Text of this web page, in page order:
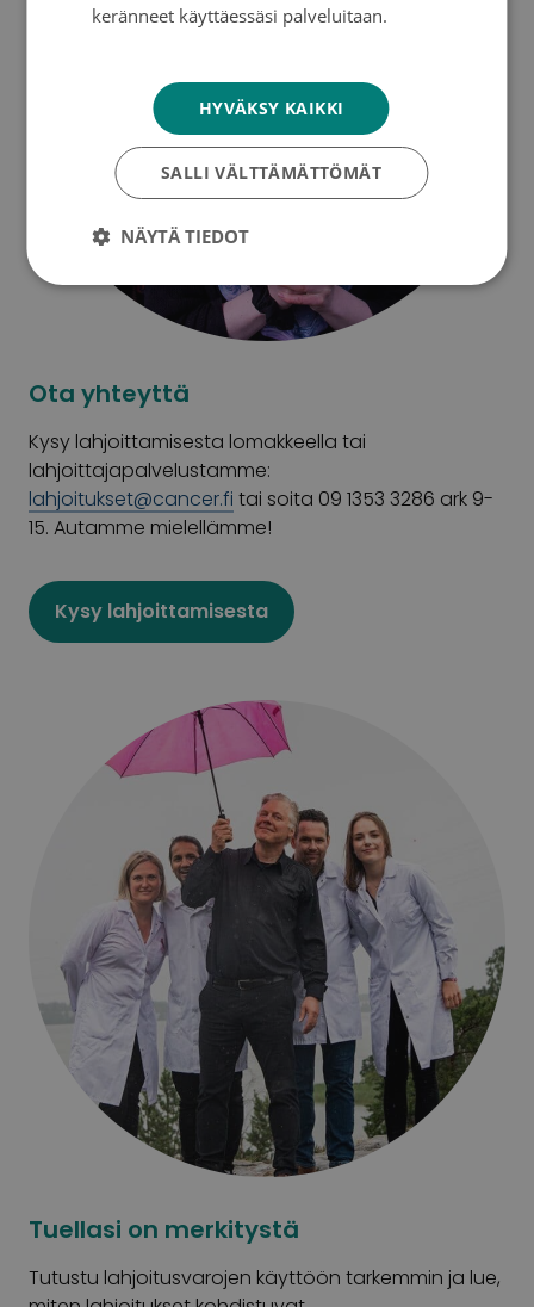
Ota yhteyttä
Kysy lahjoittamisesta lomakkeella tai
lahjoittajapalvelustamme:
lahjoitukset@cancer.fi tai soita 09 1353 3286 ark 9-
15. Autamme mielellämme!
Kysy lahjoittamisesta
Tuellasi on merkitystä
Tutustu lahjoitusvarojen käyttöön tarkemmin ja lue,
keränneet käyttäessäsi palveluitaan.
HYVÄKSY KAIKKI
SALLI VÄLTTÄMÄTTÖMÄT
NÄYTÄ TIEDOT